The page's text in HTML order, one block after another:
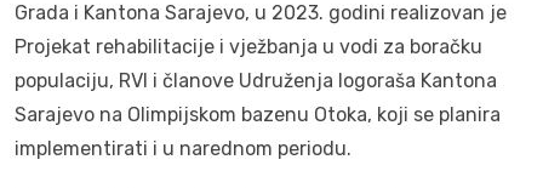
Grada i Kantona Sarajevo, u 2023. godini realizovan je
Projekat rehabilitacije i vježbanja u vodi za boračku
populaciju, RVI i članove Udruženja logoraša Kantona
Sarajevo na Olimpijskom bazenu Otoka, koji se planira
implementirati i u narednom periodu.